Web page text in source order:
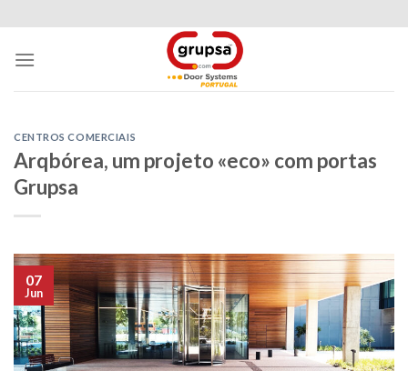
to
content
CENTROS COMERCIAIS
Arqbórea, um projeto «eco» com portas
Grupsa
07
Jun